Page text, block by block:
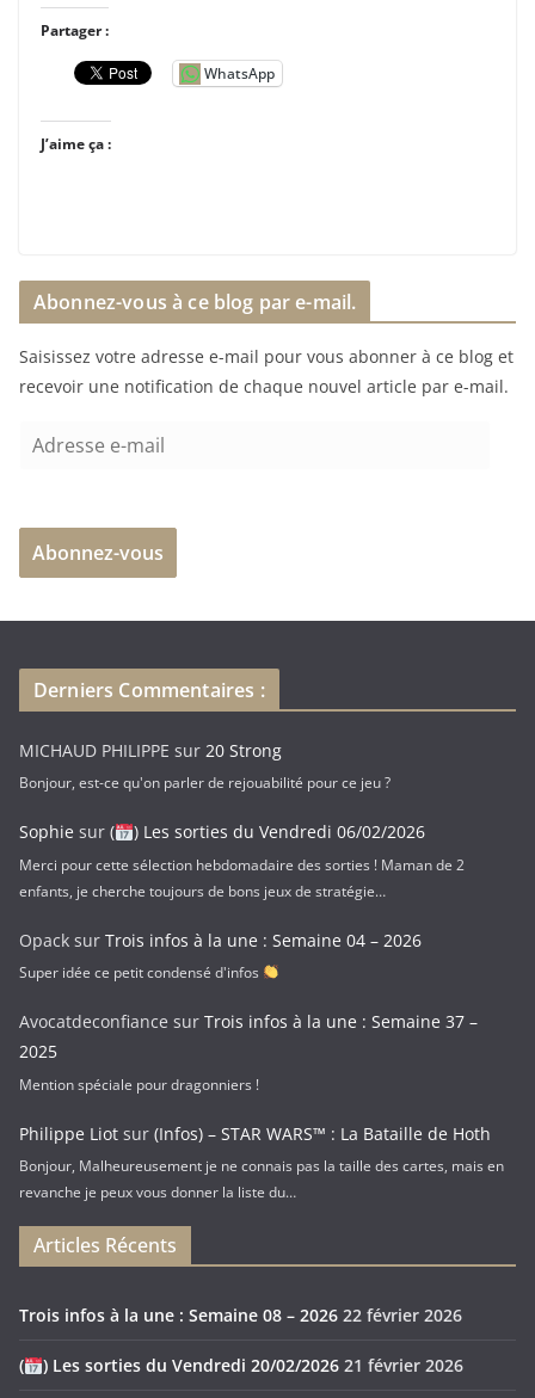
Partager :
WhatsApp
J’aime ça :
Abonnez-vous à ce blog par e-mail.
Saisissez votre adresse e-mail pour vous abonner à ce blog et
recevoir une notification de chaque nouvel article par e-mail.
e
s
-
i
l
Abonnez-vous
Derniers Commentaires :
MICHAUD PHILIPPE sur 20 Strong
Bonjour, est-ce qu'on parler de rejouabilité pour ce jeu ?
Sophie sur ( ) Les sorties du Vendredi 06/02/2026
Merci pour cette sélection hebdomadaire des sorties ! Maman de 2
enfants, je cherche toujours de bons jeux de stratégie…
Opack sur Trois infos à la une : Semaine 04 – 2026
Super idée ce petit condensé d'infos
Avocatdeconfiance sur Trois infos à la une : Semaine 37 –
2025
Mention spéciale pour dragonniers !
Philippe Liot sur (Infos) – STAR WARS™ : La Bataille de Hoth
Bonjour, Malheureusement je ne connais pas la taille des cartes, mais en
revanche je peux vous donner la liste du…
Articles Récents
Trois infos à la une : Semaine 08 – 2026 22 février 2026
( ) Les sorties du Vendredi 20/02/2026 21 février 2026